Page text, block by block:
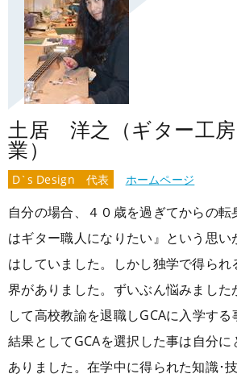
土居 洋之（ギター工房
業）
D`s Design 代表 ホームページ
自分の場合、４０歳を過ぎてからの
はギター職人になりたい』という思い
はしていました。しかし独学で得られ
界がありました。ずいぶん悩みました
して高校教諭を退職しGCAに入学する
結果としてGCAを選択した事は自分
ありました。在学中に得られた知識･